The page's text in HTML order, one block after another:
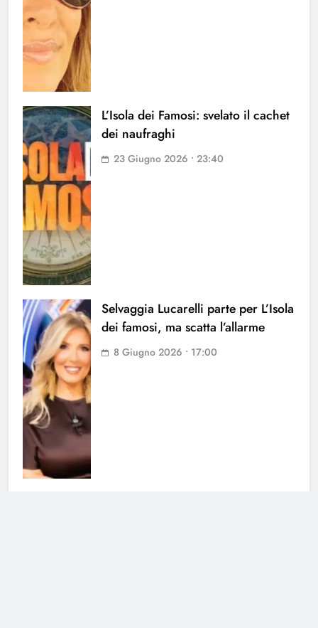
L’Isola dei Famosi: svelato il cachet
dei naufraghi
23 Giugno 2026 • 23:40
Selvaggia Lucarelli parte per L’Isola
dei famosi, ma scatta l’allarme
8 Giugno 2026 • 17:00